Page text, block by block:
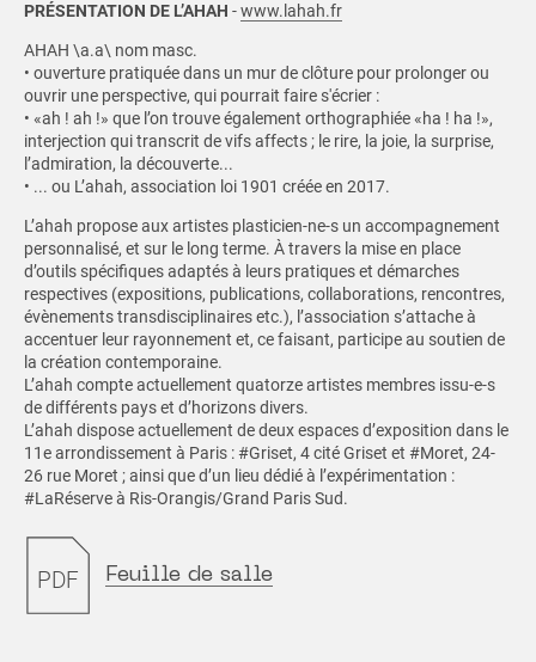
PRÉSENTATION DE L’AHAH -www.lahah.fr
AHAH \a.a\ nom masc.
• ouverture pratiquée dans un mur de clôture pour prolonger ou
ouvrir une perspective, qui pourrait faire s'écrier :
• «ah ! ah !» que l’on trouve également orthographiée «ha ! ha !»,
interjection qui transcrit de vifs affects ; le rire, la joie, la surprise,
l’admiration, la découverte...
• ... ou L’ahah, association loi 1901 créée en 2017.
L’ahah propose aux artistes plasticien-ne-s un accompagnement
personnalisé, et sur le long terme. À travers la mise en place
d’outils spécifiques adaptés à leurs pratiques et démarches
respectives (expositions, publications, collaborations, rencontres,
évènements transdisciplinaires etc.), l’association s’attache à
accentuer leur rayonnement et, ce faisant, participe au soutien de
la création contemporaine.
L’ahah compte actuellement quatorze artistes membres issu-e-s
de différents pays et d’horizons divers.
L’ahah dispose actuellement de deux espaces d’exposition dans le
11e arrondissement à Paris : #Griset, 4 cité Griset et #Moret, 24-
26 rue Moret ; ainsi que d’un lieu dédié à l’expérimentation :
#LaRéserve à Ris-Orangis/Grand Paris Sud.
Feuille de salle
PDF